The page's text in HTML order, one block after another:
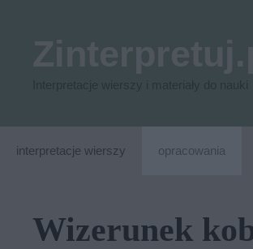
interpretacje wierszy opracowania
Wizerunek